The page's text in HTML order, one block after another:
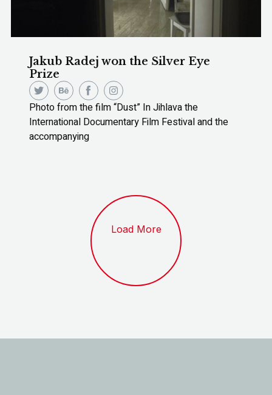
Jakub Radej won the Silver Eye
Prize
Photo from the film “Dust” In Jihlava the
International Documentary Film Festival and the
accompanying
Load More